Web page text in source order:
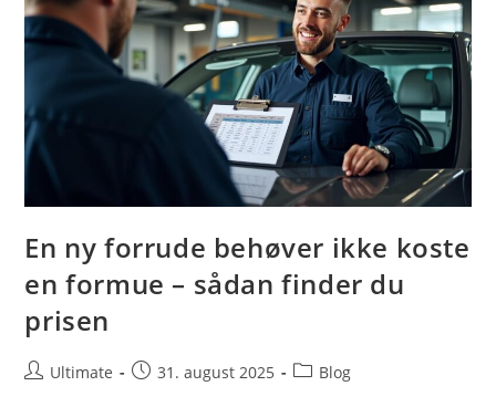
En ny forrude behøver ikke koste
en formue – sådan finder du
prisen
PostUltimate
Post31. august 2025
PostBlog